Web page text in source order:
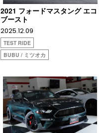
2021 フォードマスタング エコ
ブースト
2025.12.09
TEST RIDE
BUBU / ミツオカ